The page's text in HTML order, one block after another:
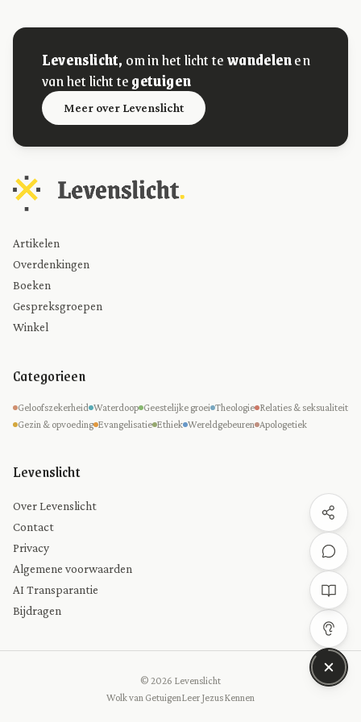
Levenslicht, om in het licht tewandelenen
van het licht tegetuigen
Meer over Levenslicht
Artikelen
Overdenkingen
Boeken
Gespreksgroepen
Winkel
Categorieen
Geloofszekerheid Waterdoop Geestelijke groei Theologie Relaties & seksualiteit
Gezin & opvoeding Evangelisatie Ethiek Wereldgebeuren Apologetiek
Levenslicht
Over Levenslicht
Contact
Privacy
Algemene voorwaarden
AI Transparantie
Bijdragen
© 2026 Levenslicht
Wolk van GetuigenLeer Jezus Kennen